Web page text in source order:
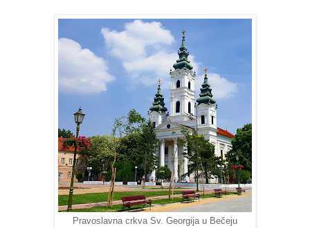
Pravoslavna crkva Sv. Georgija u Bečeju